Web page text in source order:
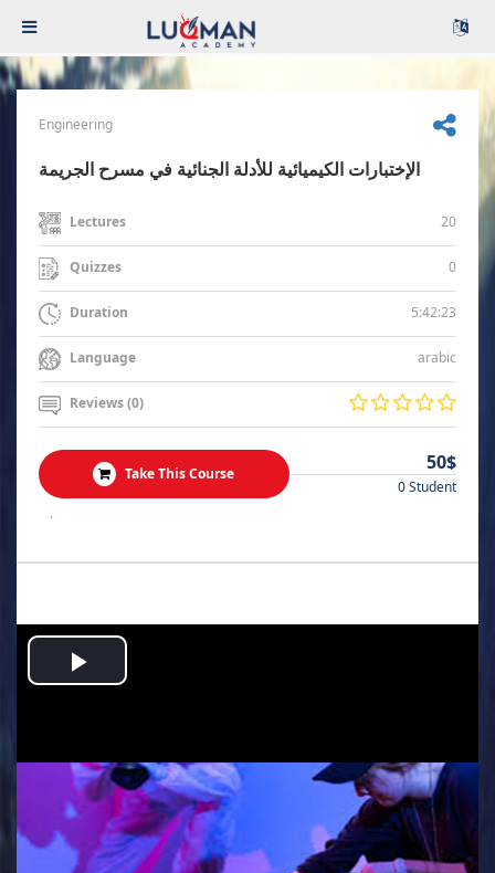
Engineering
الإختبارات الكيميائية للأدلة الجنائية في مسرح الجريمة
Lectures 20
Quizzes 0
Duration 5:42:23
Language arabic
Reviews (0)
Take This Course 50$
0 Student
.
Play